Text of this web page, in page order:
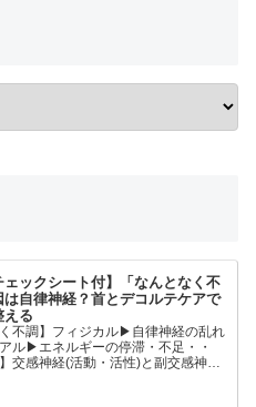
ェックシート付】「なんとなく不
は自律神経？首とデコルテケアで
える
く不調】フィジカル▶︎自律神経の乱れ
ル▶︎エネルギーの停滞・不足・・
】交感神経(活動・活性)と副交感神経